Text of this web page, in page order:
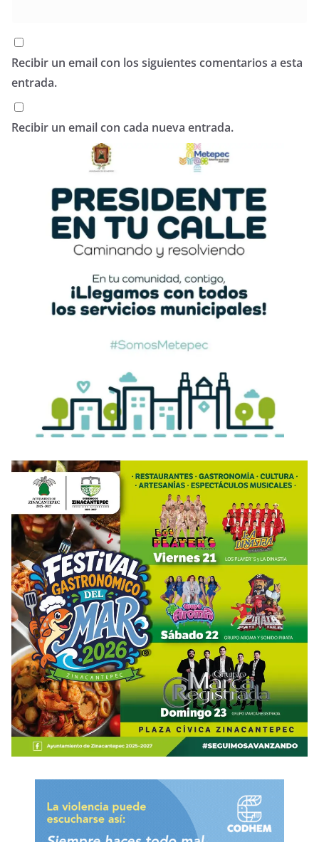
Recibir un email con los siguientes comentarios a esta
entrada.
Recibir un email con cada nueva entrada.